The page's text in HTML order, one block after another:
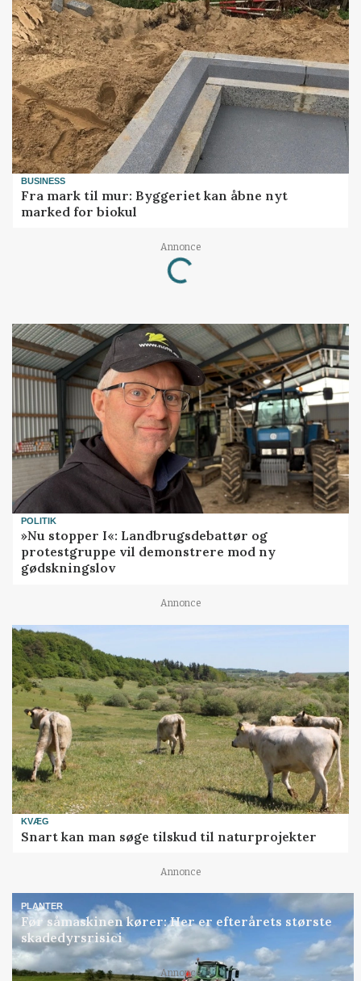
BUSINESS
Fra mark til mur: Byggeriet kan åbne nyt
marked for biokul
Annonce
Loading...
POLITIK
»Nu stopper I«: Landbrugsdebattør og
protestgruppe vil demonstrere mod ny
gødskningslov
Annonce
KVÆG
Snart kan man søge tilskud til naturprojekter
Annonce
PLANTER
Før såmaskinen kører: Her er efterårets største
skadedyrsrisici
Annonce